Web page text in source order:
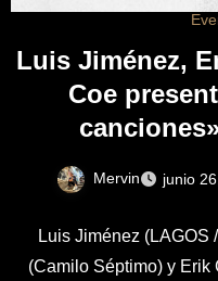
Luis Jiménez,
Coe
Mervin junio
Luis Jiménez (LAGOS
(Camilo Séptimo) y